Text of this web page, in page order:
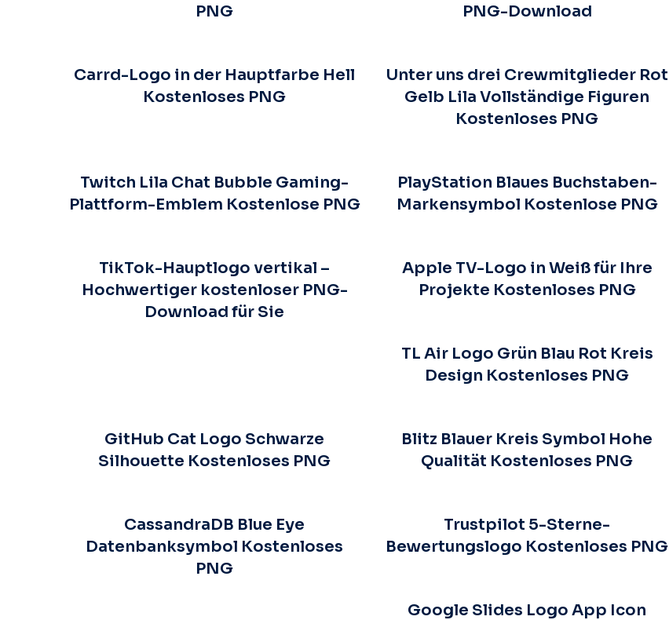
PNG
PNG-Download
Carrd-Logo in der Hauptfarbe Hell
Kostenloses PNG
Unter uns drei Crewmitglieder Rot
Gelb Lila Vollständige Figuren
Kostenloses PNG
Twitch Lila Chat Bubble Gaming-
Plattform-Emblem Kostenlose PNG
PlayStation Blaues Buchstaben-
Markensymbol Kostenlose PNG
TikTok-Hauptlogo vertikal –
Hochwertiger kostenloser PNG-
Download für Sie
Apple TV-Logo in Weiß für Ihre
Projekte Kostenloses PNG
TL Air Logo Grün Blau Rot Kreis
Design Kostenloses PNG
GitHub Cat Logo Schwarze
Silhouette Kostenloses PNG
Blitz Blauer Kreis Symbol Hohe
Qualität Kostenloses PNG
CassandraDB Blue Eye
Datenbanksymbol Kostenloses
PNG
Trustpilot 5-Sterne-
Bewertungslogo Kostenloses PNG
Google Slides Logo App Icon